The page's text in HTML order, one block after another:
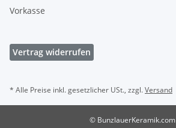
Vorkasse
Vertrag widerrufen
* Alle Preise inkl. gesetzlicher USt., zzgl.Versand
© BunzlauerKeramik.com